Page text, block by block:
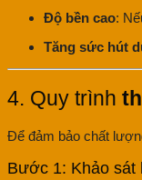
Độ bền cao:
Tăng sức hút
4. Quy trình
Để đảm bảo chất
Bước 1: Khảo sát